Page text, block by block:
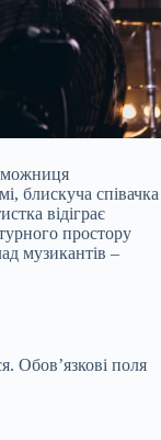
блискуча співачка
відіграє
простору
музикантів –
Обов’язкові поля